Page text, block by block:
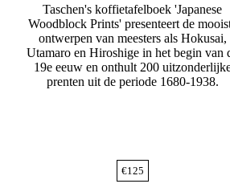
Taschen's koffietafelboek 'Japanese
Woodblock Prints' presenteert de
ontwerpen van meesters als Hokusai,
Utamaro en Hiroshige in het begin van
19e eeuw en onthult 200
prenten uit de periode 1680-1938.
€125